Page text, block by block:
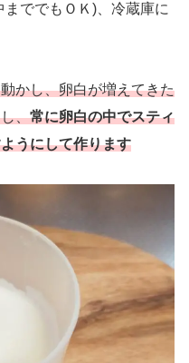
ででもＯＫ)、冷蔵庫に
かし、卵白が増えてきた
、常に卵白の中でスティ
うにして作ります